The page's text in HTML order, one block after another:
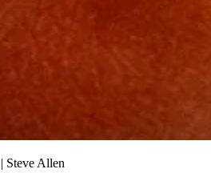
Steve Allen